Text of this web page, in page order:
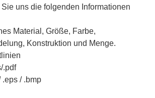
uns die folgenden Informationen
Material, Größe, Farbe,
Konstruktion und Menge.
.pdf
.eps / .bmp